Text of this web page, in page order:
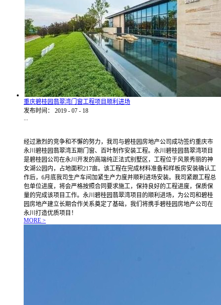
重庆碧桂园翡翠湾门窗工程项目顺利进场
发布时间：
2019 - 07 - 18
...
经过激烈的竞争和不懈的努力，我司与碧桂园房地产公司成功签约重庆市
永川碧桂园翡翠湾五期门窗、百叶制作安装工程。永川碧桂园翡翠湾项目
是碧桂园公司在永川开发的高端纯正法式别墅区，工程位于风景秀丽的神
女湖公园内，占地面积217亩。该工程在完成材料准备和样板房安装确认工
作后，6月底我司生产车间加紧生产力度并顺利进场安装。我司紧跟工程总
包单位进度，将会严格按照合同要求施工，保持良好的工程进度，保质保
量的完成该项目工作。永川碧桂园翡翠湾项目的顺利进场，为公司和碧桂
园房地产建立长期合作关系奠定了基础，我们将携手碧桂园房地产公司在
永川打造优质项目！
MORE >